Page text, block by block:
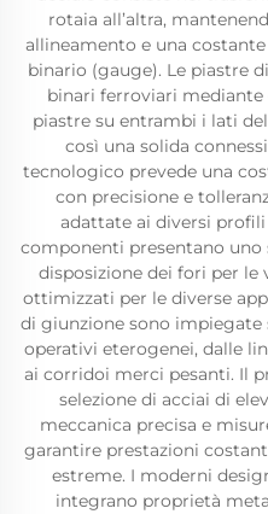
rotaia all’altra,
allineamento e una
binario (gauge). Le piastre
binari ferroviari
piastre su entrambi i lati
così una solida
tecnologico prevede una
con precisione e
adattate ai diversi
componenti presentano uno
disposizione dei fori per
ottimizzati per le diverse
di giunzione sono
operativi eterogenei, dalle
ai corridoi merci pesanti. Il
selezione di acciai di
meccanica precisa e
garantire prestazioni
estreme. I moderni
integrano proprietà